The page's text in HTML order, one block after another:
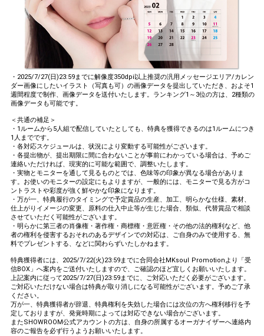
・2025/7/27(日)23:59までに解像度350dpi以上推奨の汎用メッセージエリア/カレン
ダー画像にしたいイラスト（写真も可）の画像データを提出していただき、およそ1
週間程度で制作、画像データを送付いたします。ランキング1～3位の方は、2種類の
画像データも可能です。
＜共通の補足＞
・1ルームから5人組で配信していたとしても、特典を獲得できるのは1ルームにつき
1人までです。
・各対応スケジュールは、状況により変動する可能性がございます。
・各提出物が、提出期限に間に合わないことが事前にわかっている場合は、予めご
連絡いただければ、現実的に可能な範囲で、調整いたします。
・実物とモニターを通して見るものとでは、色味等の印象が異なる場合がありま
す。お使いのモニターの設定にもよりますが、一般的には、モニターで見る方がコ
ントラストや彩度が強く鮮やかな印象になります。
・万が一、特典履行のタイミングで予定賞品の生産、加工、明らかな仕様、素材、
仕上がりイメージの変更、原料の仕入中止等が生じた場合、類似、代替賞品で相談
させていただく可能性がございます。
・明らかに第三者の肖像権・著作権・商標権・意匠権・その他の法的権利など、他
者の権利を侵害するおそれのあるデザインでの対応は、ご自身のみで使用する、無
料でプレゼントする、などに関わらずいたしかねます。
特典獲得者には、2025/7/22(火)23:59までに合同会社MKsoul Promotionより「受
信BOX」へ案内をご送付いたしますので、ご確認のほど宜しくお願いいたします。
上記案内に従って2025/7/27(日)23:59までに、ご対応いただく必要がございます。
ご対応いただけない場合は特典が取り消しになる可能性がございます。予めご了承
ください。
万が一、特典獲得者が辞退、特典権利を失効した場合には次位の方へ権利移行を予
定しておりますが、発覚時期によっては対応できない場合がございます。
またSHOWROOM公式アカウントの方は、自身の所属するオーガナイザーへ連絡内
容のご報告を必ず行うようお願いいたします。